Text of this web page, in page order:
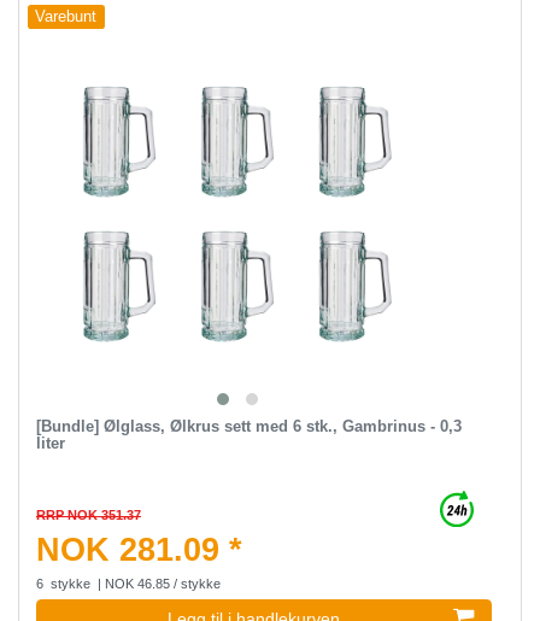
Varebunt
[Bundle] Ølglass, Ølkrus sett med 6 stk., Gambrinus - 0,3
liter
RRP NOK 351.37
NOK 281.09 *
6 stykke | NOK 46.85 / stykke